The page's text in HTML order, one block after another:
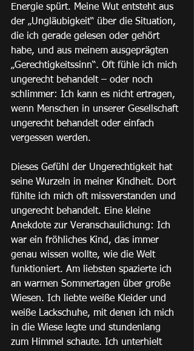
Energie spürt. Meine Wut entsteht aus
der „Ungläubigkeit“ über die Situation,
die ich gerade gelesen oder gehört
habe, und aus meinem ausgeprägten
„Gerechtigkeitssinn“. Oft fühle ich mich
ungerecht behandelt – oder noch
schlimmer: Ich kann es nicht ertragen,
wenn Menschen in unserer Gesellschaft
ungerecht behandelt oder einfach
vergessen werden.
Dieses Gefühl der Ungerechtigkeit hat
seine Wurzeln in meiner Kindheit. Dort
fühlte ich mich oft missverstanden und
ungerecht behandelt. Eine kleine
Anekdote zur Veranschaulichung: Ich
war ein fröhliches Kind, das immer
genau wissen wollte, wie die Welt
funktioniert. Am liebsten spazierte ich
an warmen Sommertagen über große
Wiesen. Ich liebte weiße Kleider und
weiße Lackschuhe, mit denen ich mich
in die Wiese legte und stundenlang
zum Himmel schaute. Ich unterhielt